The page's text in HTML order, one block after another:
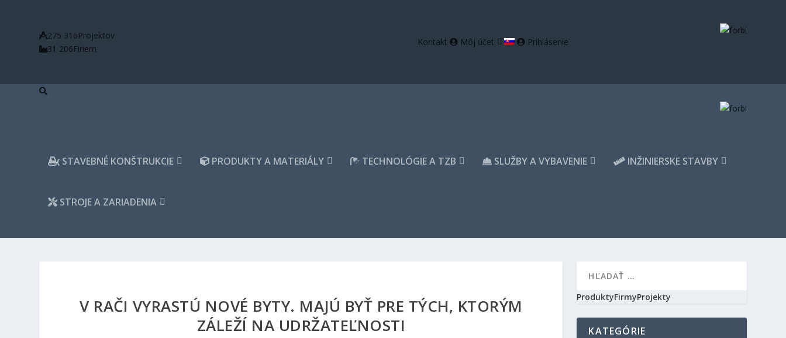
275 316Projektov
31 206Firiem
Kontakt Môj účet Prihlásenie
STAVEBNÉ KONŠTRUKCIE PRODUKTY A MATERIÁLY TECHNOLÓGIE A TZB SLUŽBY A VYBAVENIE INŽINIERSKE STAVBY
STROJE A ZARIADENIA
V RAČI VYRASTÚ NOVÉ BYTY. MAJÚ BYŤ PRE TÝCH, KTORÝM
ZÁLEŽÍ NA UDRŽATEĽNOSTI
ProduktyFirmyProjekty
KATEGÓRIE